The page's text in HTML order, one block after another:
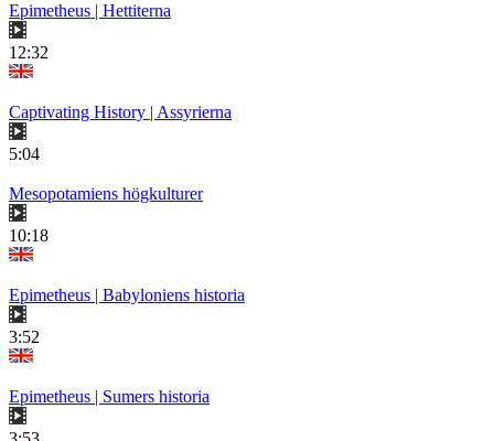
Epimetheus | Hettiterna
12:32
Captivating History | Assyrierna
5:04
Mesopotamiens högkulturer
10:18
Epimetheus | Babyloniens historia
3:52
Epimetheus | Sumers historia